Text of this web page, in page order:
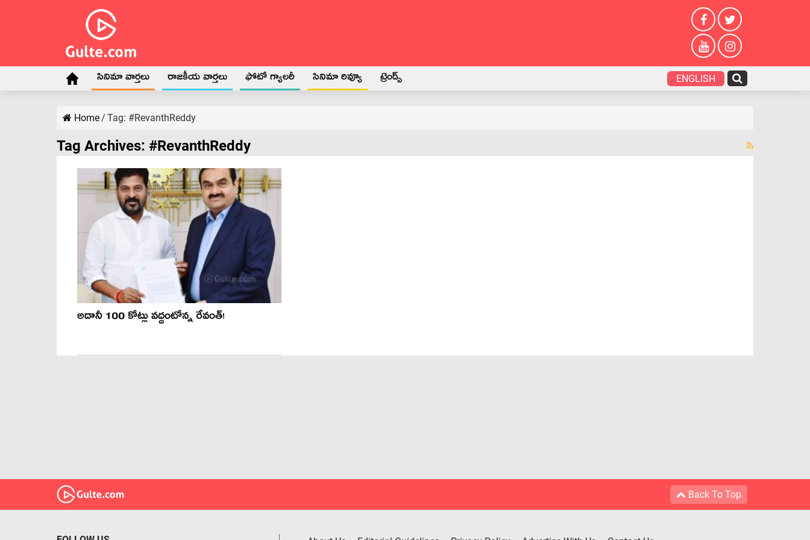
సినిమా వార్తలు రాజకీయ వార్తలు ఫోటో గ్యాలరీ సినిమా రివ్యూ ట్రెండ్స్ ENGLISH
Home/ Tag: #RevanthReddy
Tag Archives: #RevanthReddy
అదానీ 100 కోట్లు వద్దంటోన్న రేవంత్!
Back To Top